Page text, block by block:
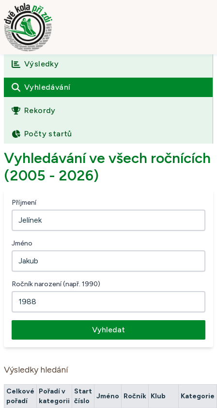
Úvod
O závodě
Výsledky
Fotogalerie
Kontakt
Výsledky
Vyhledávání
Rekordy
Počty startů
Vyhledávání ve všech ročnících
(2005 - 2026)
Příjmení
Jméno
Ročník narození (např. 1990)
Vyhledat
Výsledky hledání
Celkové
pořadí
Pořadí v
kategorii
Start
číslo
Jméno Ročník Klub Kategorie